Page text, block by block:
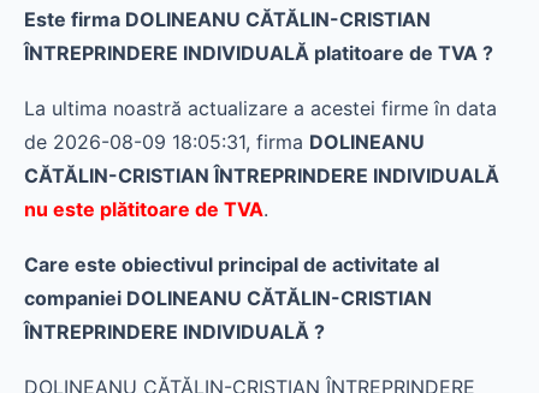
Este firma DOLINEANU CĂTĂLIN-CRISTIAN
ÎNTREPRINDERE INDIVIDUALĂ platitoare de TVA ?
La ultima noastră actualizare a acestei firme în data
de 2026-08-09 18:05:31, firma DOLINEANU
CĂTĂLIN-CRISTIAN ÎNTREPRINDERE INDIVIDUALĂ
nu este plătitoare de TVA.
Care este obiectivul principal de activitate al
companiei DOLINEANU CĂTĂLIN-CRISTIAN
ÎNTREPRINDERE INDIVIDUALĂ ?
DOLINEANU CĂTĂLIN-CRISTIAN ÎNTREPRINDERE